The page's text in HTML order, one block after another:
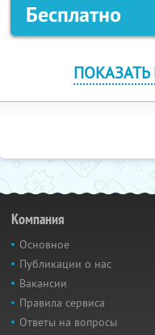
Бесплатно
Компания
Основное
Публикации о нас
Вакансии
Правила сервиса
Ответы на вопросы